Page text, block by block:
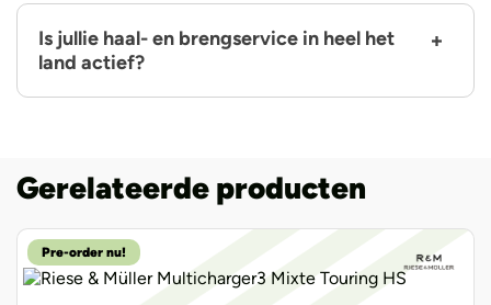
Is jullie haal- en brengservice in heel het
land actief?
Gerelateerde producten
Pre-order nu!